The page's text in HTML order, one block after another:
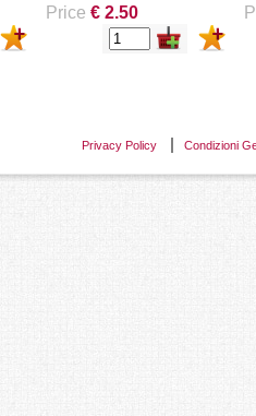
Price € 2.50
Privacy Policy Condizioni